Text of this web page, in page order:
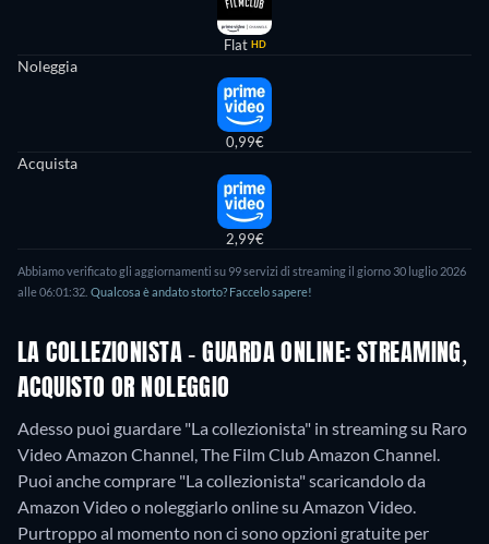
Flat HD
Noleggia
0,99€
Acquista
2,99€
Abbiamo verificato gli aggiornamenti su 99 servizi di streaming il giorno 30 luglio 2026
alle 06:01:32. Qualcosa è andato storto? Faccelo sapere!
LA COLLEZIONISTA - GUARDA ONLINE: STREAMING,
ACQUISTO OR NOLEGGIO
Adesso puoi guardare "La collezionista" in streaming su Raro
Video Amazon Channel, The Film Club Amazon Channel.
Puoi anche comprare "La collezionista" scaricandolo da
Amazon Video o noleggiarlo online su Amazon Video.
Purtroppo al momento non ci sono opzioni gratuite per